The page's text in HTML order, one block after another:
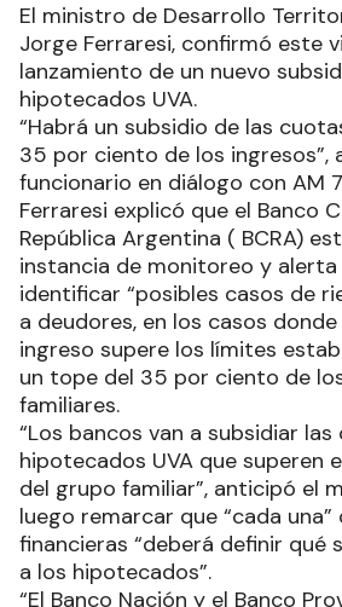
El ministro de Desarrollo
Jorge Ferraresi, confirmó este
lanzamiento de un nuevo
hipotecados UVA.
“Habrá un subsidio de las
35 por ciento de los ingresos”,
funcionario en diálogo con AM
Ferraresi explicó que el Banco
República Argentina ( BCRA)
instancia de monitoreo y
identificar “posibles casos de
a deudores, en los casos
ingreso supere los límites
un tope del 35 por ciento de
familiares.
“Los bancos van a subsidiar
hipotecados UVA que superen
del grupo familiar”, anticipó el
luego remarcar que “cada
financieras “deberá definir qué
a los hipotecados”.
“El Banco Nación y el Banco